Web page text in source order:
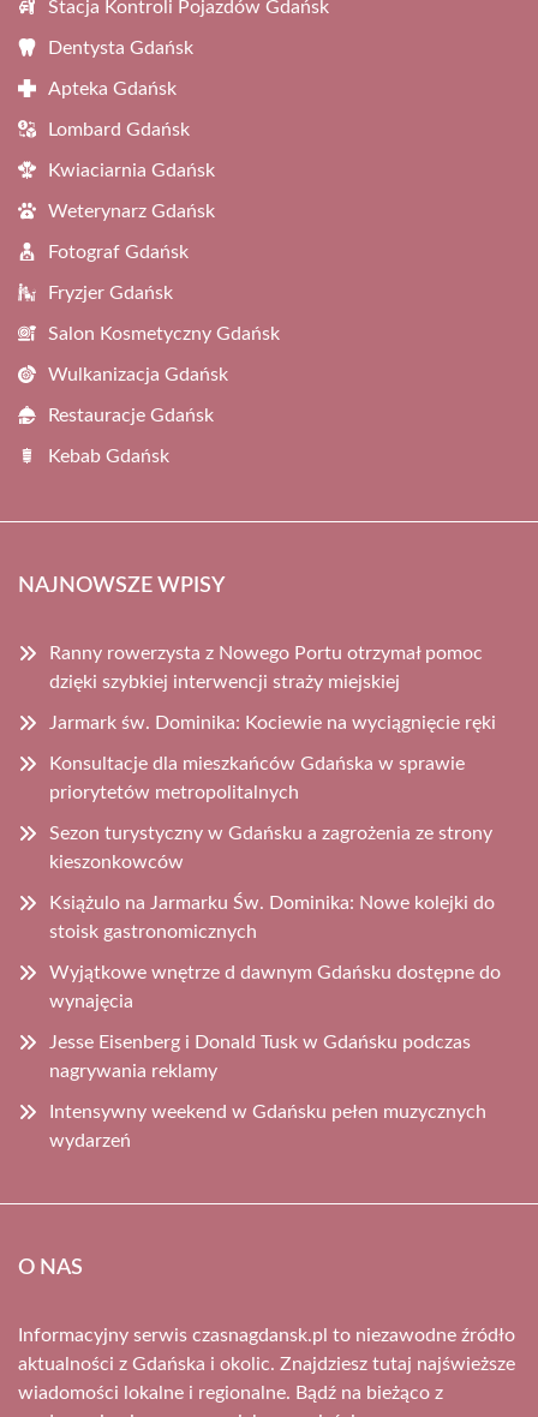
Stacja Kontroli Pojazdów Gdańsk
Dentysta Gdańsk
Apteka Gdańsk
Lombard Gdańsk
Kwiaciarnia Gdańsk
Weterynarz Gdańsk
Fotograf Gdańsk
Fryzjer Gdańsk
Salon Kosmetyczny Gdańsk
Wulkanizacja Gdańsk
Restauracje Gdańsk
Kebab Gdańsk
NAJNOWSZE WPISY
Ranny rowerzysta z Nowego Portu otrzymał pomoc
dzięki szybkiej interwencji straży miejskiej
Jarmark św. Dominika: Kociewie na wyciągnięcie ręki
Konsultacje dla mieszkańców Gdańska w sprawie
priorytetów metropolitalnych
Sezon turystyczny w Gdańsku a zagrożenia ze strony
kieszonkowców
Książulo na Jarmarku Św. Dominika: Nowe kolejki do
stoisk gastronomicznych
Wyjątkowe wnętrze d dawnym Gdańsku dostępne do
wynajęcia
Jesse Eisenberg i Donald Tusk w Gdańsku podczas
nagrywania reklamy
Intensywny weekend w Gdańsku pełen muzycznych
wydarzeń
O NAS
Informacyjny serwis czasnagdansk.pl to niezawodne źródło
aktualności z Gdańska i okolic. Znajdziesz tutaj najświeższe
wiadomości lokalne i regionalne. Bądź na bieżąco z